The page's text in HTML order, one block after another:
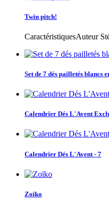
Twin pitch!
CaractéristiquesAuteur
Set de 7 dés pailletés blancs
Calendrier Dés L'Avent
Calendrier Dés L'Avent - 7
Zoïko